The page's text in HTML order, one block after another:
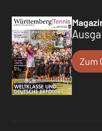
Zum